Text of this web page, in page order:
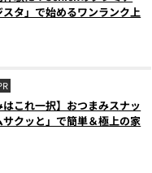
タ」で始めるワンランク上
はこれ一択】おつまみスナッ
クッと」で簡単＆極上の家